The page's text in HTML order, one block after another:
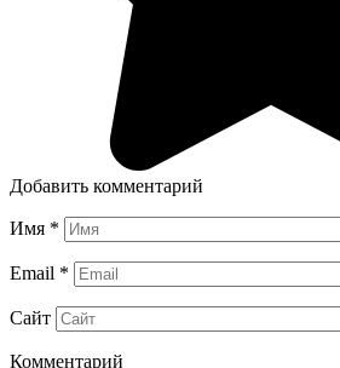
Добавить комментарий
Имя *
Email *
Сайт
Комментарий